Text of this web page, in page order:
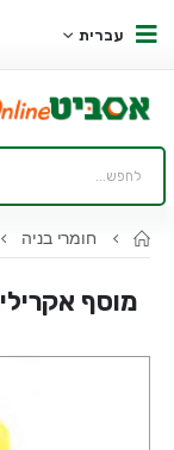
עברית
חומרי בניה
מוסף אקרילי